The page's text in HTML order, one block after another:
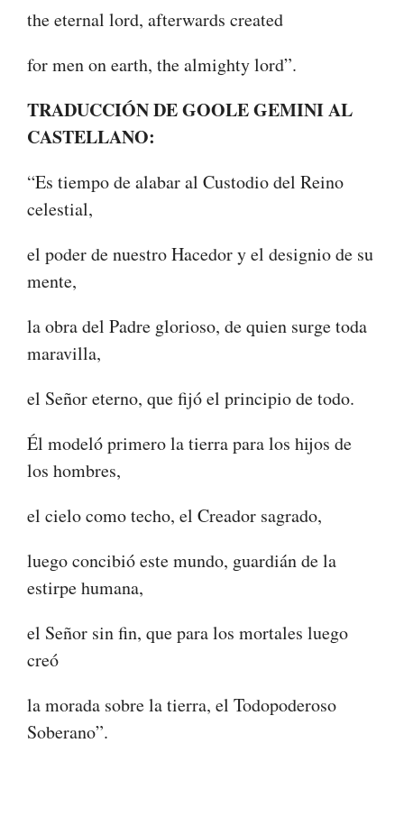
the eternal lord, afterwards created
for men on earth, the almighty lord”.
TRADUCCIÓN DE GOOLE GEMINI AL
CASTELLANO:
“Es tiempo de alabar al Custodio del Reino
celestial,
el poder de nuestro Hacedor y el designio de su
mente,
la obra del Padre glorioso, de quien surge toda
maravilla,
el Señor eterno, que fijó el principio de todo.
Él modeló primero la tierra para los hijos de
los hombres,
el cielo como techo, el Creador sagrado,
luego concibió este mundo, guardián de la
estirpe humana,
el Señor sin fin, que para los mortales luego
creó
la morada sobre la tierra, el Todopoderoso
Soberano”.